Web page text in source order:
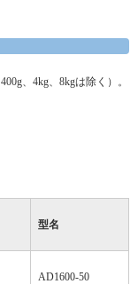
400g、 4kg、 8kgは除く）。
型名
AD1600-50